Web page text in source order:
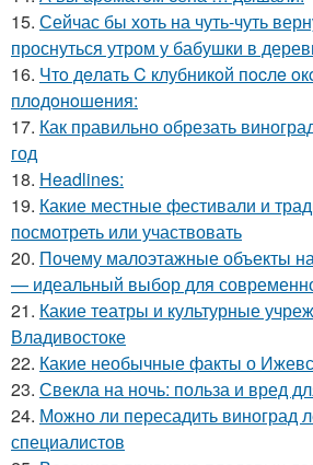
15. Сейчас бы хоть на чуть-чуть
проснуться утром у бабушки в
16. Чтo дeлaть C клубникoй пocлe
плoдoнoшeния:
17. Как правильно обрезать
год
18. Headlines:
19. Какие местные фестивали и
посмотреть или участвовать
20. Почему малоэтажные объекты
— идеальный выбор для
21. Какие театры и культурные
Владивостоке
22. Какие необычные факты о
23. Свекла на ночь: польза и вред
24. Можно ли пересадить виноград
специалистов